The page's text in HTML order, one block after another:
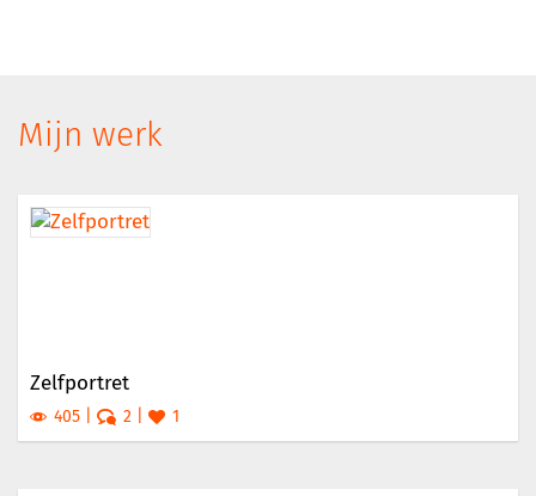
Mijn werk
Zelfportret
405 2 1